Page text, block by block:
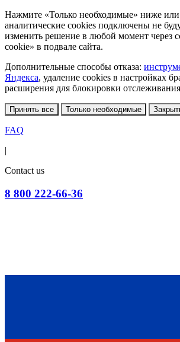
Нажмите «Только необходимые» ниже
аналитические cookies подключены не
изменить решение в любой момент через
cookie» в подвале сайта.
Дополнительные способы отказа:
Яндекса, удаление cookies в настройках
расширения для блокировки
Принять все Только необходимые
FAQ
|
Contact us
8 800 222-66-36